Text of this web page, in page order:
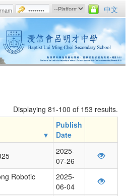
中文
Displaying 81-100 of 153 results.
Publish
Date
2025-
07-26
Robotic
2025-
06-04